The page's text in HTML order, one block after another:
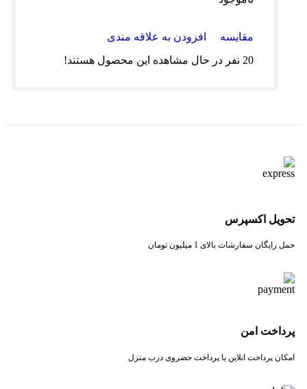
مقایسه
افزودن به علاقه مندی
20 نفر در حال مشاهده این محصول هستند!
تحویل اکسپرس
حمل رایگان سفارشات بالای 1 میلیون تومان
پرداخت امن
امکان پرداخت انلاین یا پرداخت حضروی درب منزل